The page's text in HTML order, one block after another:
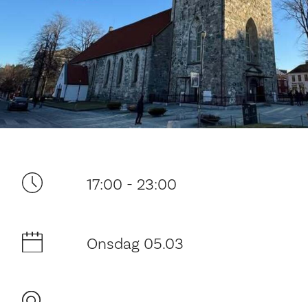
Ditt besøk
17:00 - 23:00
Onsdag 05.03